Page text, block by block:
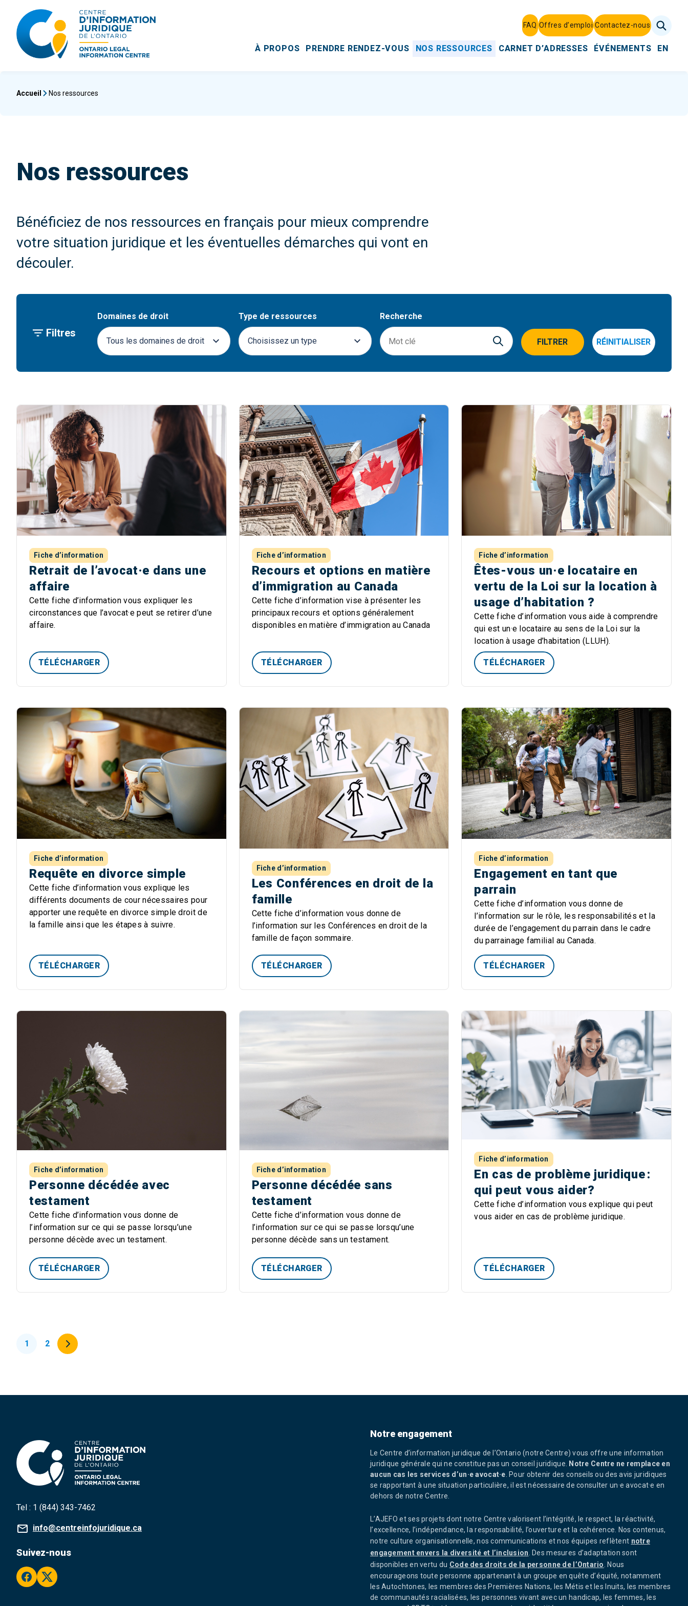
contenuRechercher FAQ Offres d’emploi Contactez-nous
À PROPOS PRENDRE RENDEZ-VOUS NOS RESSOURCES CARNET D’ADRESSES ÉVÉNEMENTS EN
Accueil Nos ressources
Nos ressources
Bénéficiez de nos ressources en français pour mieux comprendre
votre situation juridique et les éventuelles démarches qui vont en
découler.
Filtres
Domaines de droit Type de ressources Recherche
FILTRER RÉINITIALISER
Fiche d’information
Retrait de l’avocat·e dans une
affaire
Cette fiche d’information vous expliquer les
circonstances que l’avocat·e peut se retirer d’une
affaire.
TÉLÉCHARGER
Fiche d’information
Recours et options en matière
d’immigration au Canada
Cette fiche d’information vise à présenter les
principaux recours et options généralement
disponibles en matière d’immigration au Canada
TÉLÉCHARGER
Fiche d’information
Êtes-vous un·e locataire en
vertu de la Loi sur la location à
usage d’habitation ?
Cette fiche d’information vous aide à comprendre
qui est un·e locataire au sens de la Loi sur la
location à usage d’habitation (LLUH).
TÉLÉCHARGER
Fiche d’information
Requête en divorce simple
Cette fiche d’information vous explique les
différents documents de cour nécessaires pour
apporter une requête en divorce simple droit de
la famille ainsi que les étapes à suivre.
TÉLÉCHARGER
Fiche d’information
Les Conférences en droit de la
famille
Cette fiche d’information vous donne de
l’information sur les Conférences en droit de la
famille de façon sommaire.
TÉLÉCHARGER
Fiche d’information
Engagement en tant que
parrain
Cette fiche d’information vous donne de
l’information sur le rôle, les responsabilités et la
durée de l’engagement du parrain dans le cadre
du parrainage familial au Canada.
TÉLÉCHARGER
Fiche d’information
Personne décédée avec
testament
Cette fiche d’information vous donne de
l’information sur ce qui se passe lorsqu’une
personne décède avec un testament.
TÉLÉCHARGER
Fiche d’information
Personne décédée sans
testament
Cette fiche d’information vous donne de
l’information sur ce qui se passe lorsqu’une
personne décède sans un testament.
TÉLÉCHARGER
Fiche d’information
En cas de problème juridique :
qui peut vous aider?
Cette fiche d’information vous explique qui peut
vous aider en cas de problème juridique.
TÉLÉCHARGER
1 2
Tel : 1 (844) 343-7462
info@centreinfojuridique.ca
Suivez-nous
facebook
twitter
Notre engagement
Le Centre d’information juridique de l’Ontario (notre Centre) vous offre une information
juridique générale qui ne constitue pas un conseil juridique. Notre Centre ne remplace en
aucun cas les services d’un·e avocat·e. Pour obtenir des conseils ou des avis juridiques
se rapportant à une situation particulière, il est nécessaire de consulter un·e avocat·e en
dehors de notre Centre.
L’AJEFO et ses projets dont notre Centre valorisent l’intégrité, le respect, la réactivité,
l’excellence, l’indépendance, la responsabilité, l’ouverture et la cohérence. Nos contenus,
notre culture organisationnelle, nos communications et nos équipes reflètent notre
engagement envers la diversité et l’inclusion. Des mesures d’adaptation sont
disponibles en vertu du Code des droits de la personne de l’Ontario. Nous
encourageons toute personne appartenant à un groupe en quête d’équité, notamment
les Autochtones, les membres des Premières Nations, les Métis et les Inuits, les membres
de communautés racialisées, les personnes vivant avec un handicap, les femmes, les